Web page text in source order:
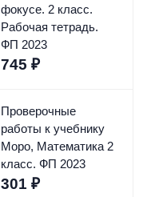
фокусе. 2 класс.
Рабочая тетрадь.
ФП 2023
745 ₽
Проверочные
работы к учебнику
Моро, Математика 2
класс. ФП 2023
301 ₽